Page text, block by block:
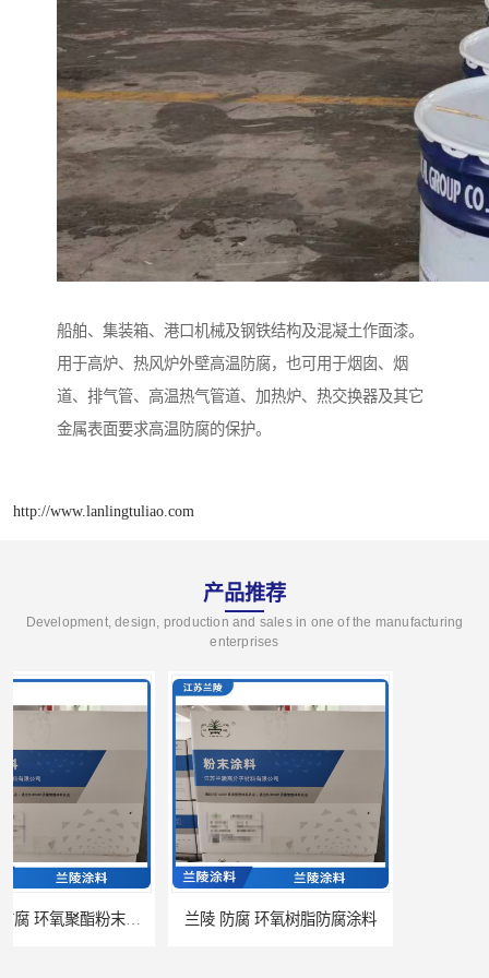
船舶、集装箱、港口机械及钢铁结构及混凝土作面漆。
用于高炉、热风炉外壁高温防腐，也可用于烟囱、烟
道、排气管、高温热气管道、加热炉、热交换器及其它
金属表面要求高温防腐的保护。
http://www.lanlingtuliao.com
产品推荐
Development, design, production and sales in one of the manufacturing
enterprises
兰陵 防腐 环氧树脂防腐涂料